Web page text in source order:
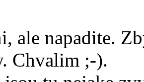
ale napadite.
Chvalim ;-).